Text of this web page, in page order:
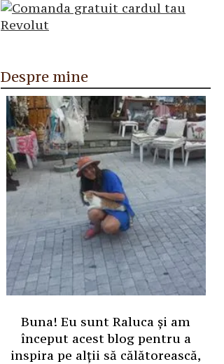
Despre mine
Buna! Eu sunt Raluca și am
început acest blog pentru a
inspira pe alții să călătorească,